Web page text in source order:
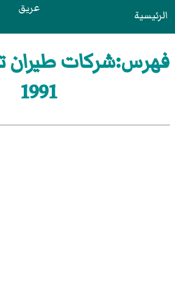
الرئيسية عريق
فهرس:شركات
1991